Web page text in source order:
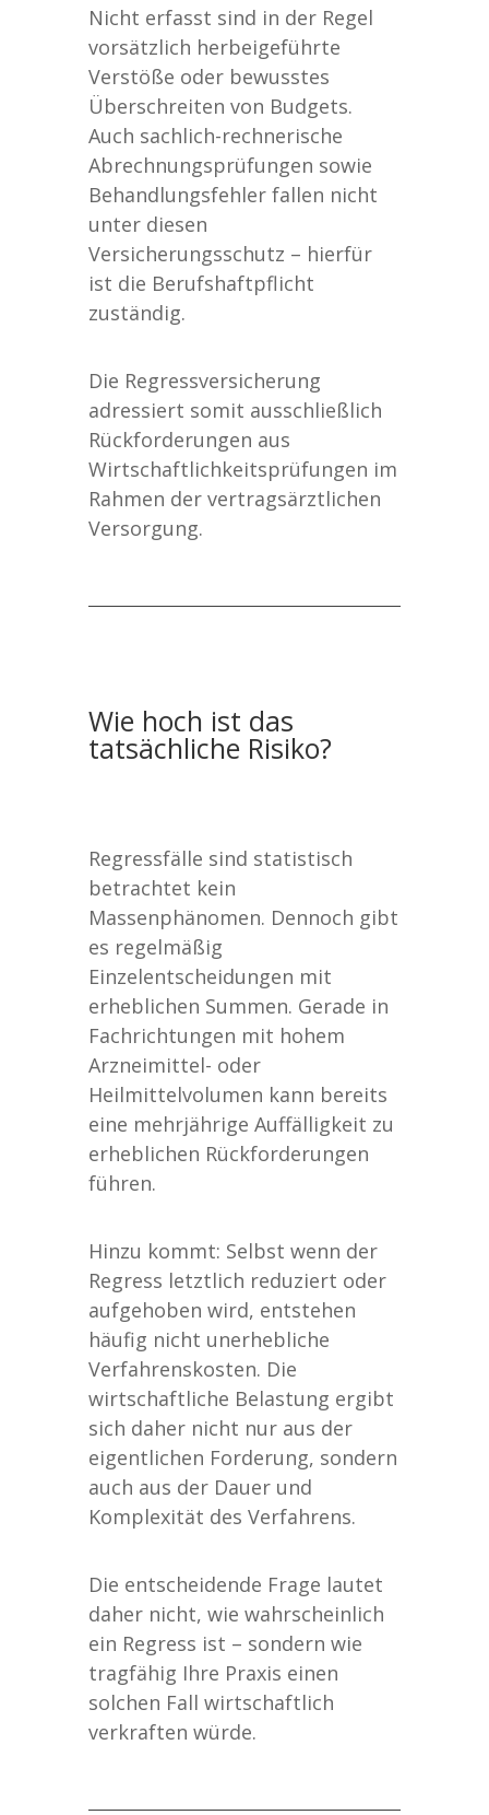
Nicht erfasst sind in der Regel
vorsätzlich herbeigeführte
Verstöße oder bewusstes
Überschreiten von Budgets.
Auch sachlich-rechnerische
Abrechnungsprüfungen sowie
Behandlungsfehler fallen nicht
unter diesen
Versicherungsschutz – hierfür
ist die Berufshaftpflicht
zuständig.
Die Regressversicherung
adressiert somit ausschließlich
Rückforderungen aus
Wirtschaftlichkeitsprüfungen im
Rahmen der vertragsärztlichen
Versorgung.
Wie hoch ist das
tatsächliche Risiko?
Regressfälle sind statistisch
betrachtet kein
Massenphänomen. Dennoch gibt
es regelmäßig
Einzelentscheidungen mit
erheblichen Summen. Gerade in
Fachrichtungen mit hohem
Arzneimittel- oder
Heilmittelvolumen kann bereits
eine mehrjährige Auffälligkeit zu
erheblichen Rückforderungen
führen.
Hinzu kommt: Selbst wenn der
Regress letztlich reduziert oder
aufgehoben wird, entstehen
häufig nicht unerhebliche
Verfahrenskosten. Die
wirtschaftliche Belastung ergibt
sich daher nicht nur aus der
eigentlichen Forderung, sondern
auch aus der Dauer und
Komplexität des Verfahrens.
Die entscheidende Frage lautet
daher nicht, wie wahrscheinlich
ein Regress ist – sondern wie
tragfähig Ihre Praxis einen
solchen Fall wirtschaftlich
verkraften würde.